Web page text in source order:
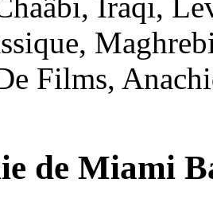
Films,
de Miami